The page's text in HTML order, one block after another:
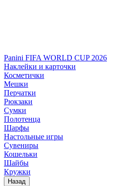
Panini FIFA WORLD CUP 2026
Наклейки и карточки
Косметички
Мешки
Перчатки
Рюкзаки
Сумки
Полотенца
Шарфы
Настольные игры
Сувениры
Кошельки
Шайбы
Кружки
Назад